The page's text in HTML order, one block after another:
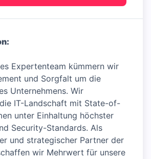
Expertenteam kümmern wir
und Sorgfalt um die
Unternehmens. Wir
IT-Landschaft mit State-of-
unter Einhaltung höchster
Security-Standards. Als
und strategischer Partner der
wir Mehrwert für unsere